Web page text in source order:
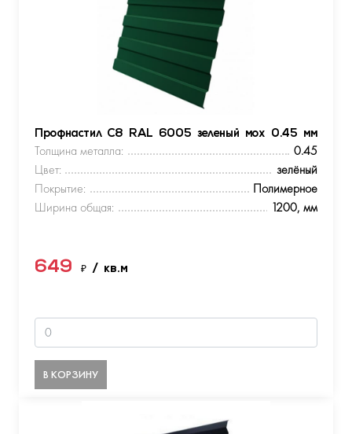
Профнастил С8 RAL 6005 зеленый мох 0.45 мм
Толщина металла:
0.45
Цвет:
зелёный
Покрытие:
Полимерное
Ширина общая:
1200, мм
649 ₽ / кв.м
В КОРЗИНУ